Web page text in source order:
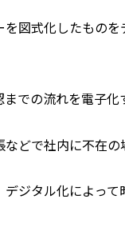
図式化したもの
での流れを電子
どで社内に不在
ジタル化によっ